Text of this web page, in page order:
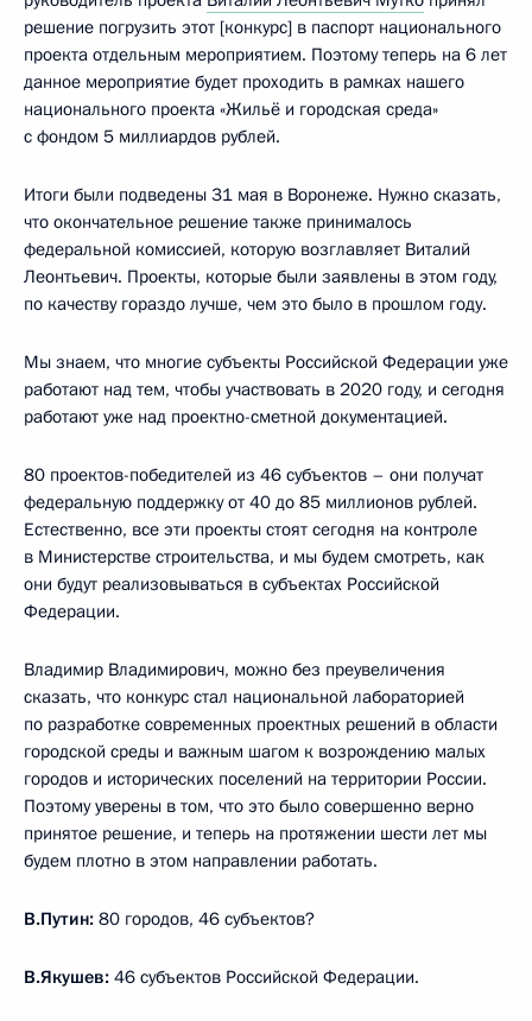
решение погрузить этот [конкурс] в паспорт национального
проекта отдельным мероприятием. Поэтому теперь на 6 лет
данное мероприятие будет проходить в рамках нашего
национального проекта «Жильё и городская среда»
с фондом 5 миллиардов рублей.
Итоги были подведены 31 мая в Воронеже. Нужно сказать,
что окончательное решение также принималось
федеральной комиссией, которую возглавляет Виталий
Леонтьевич. Проекты, которые были заявлены в этом году,
по качеству гораздо лучше, чем это было в прошлом году.
Мы знаем, что многие субъекты Российской Федерации уже
работают над тем, чтобы участвовать в 2020 году, и сегодня
работают уже над проектно-сметной документацией.
80 проектов-победителей из 46 субъектов – они получат
федеральную поддержку от 40 до 85 миллионов рублей.
Естественно, все эти проекты стоят сегодня на контроле
в Министерстве строительства, и мы будем смотреть, как
они будут реализовываться в субъектах Российской
Федерации.
Владимир Владимирович, можно без преувеличения
сказать, что конкурс стал национальной лабораторией
по разработке современных проектных решений в области
городской среды и важным шагом к возрождению малых
городов и исторических поселений на территории России.
Поэтому уверены в том, что это было совершенно верно
принятое решение, и теперь на протяжении шести лет мы
будем плотно в этом направлении работать.
В.Путин: 80 городов, 46 субъектов?
В.Якушев: 46 субъектов Российской Федерации.